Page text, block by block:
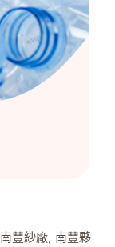
南豐紗廠 南豐夥